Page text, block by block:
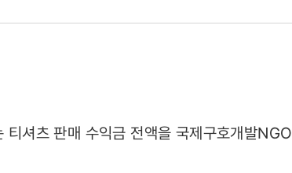
티셔츠 판매 수익금 전액을 국제구호개발